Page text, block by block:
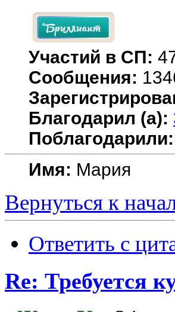
Участий в СП:
Сообщения:
Благодарил (а):
Поблагодарили:
Имя: Мария
Вернуться к
Ответить с
Re: Требуется